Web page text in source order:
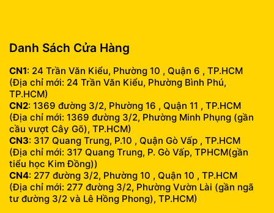
Danh Sách Cửa Hàng
CN1: 24 Trần Văn Kiểu, Phường 10 , Quận 6 , TP.HCM
(Địa chỉ mới: 24 Trần Văn Kiểu, Phường Bình Phú,
TP.HCM)
CN2: 1369 đường 3/2, Phường 16 , Quận 11 , TP.HCM
(Địa chỉ mới: 1369 đường 3/2, Phường Minh Phụng (gần
cầu vượt Cây Gõ), TP.HCM)
CN3: 317 Quang Trung, P.10 , Quận Gò Vấp , TP.HCM
(Địa chỉ mới: 317 Quang Trung, P. Gò Vấp, TPHCM(gần
tiểu học Kim Đồng))
CN4: 277 đường 3/2, Phường 10 , Quận 10 , TP.HCM
(Địa chỉ mới: 277 đường 3/2, Phường Vườn Lài (gần ngã
tư đường 3/2 và Lê Hồng Phong), TP.HCM)